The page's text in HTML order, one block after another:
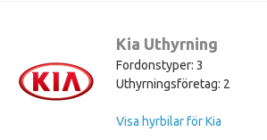
Kia Uthyrning
Fordonstyper: 3
Uthyrningsföretag: 2
Visa hyrbilar för Kia